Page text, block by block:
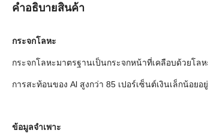
คำอธิบายสินค้า
กระจกโลหะ
กระจกโลหะมาตรฐานเป็นกระจกหน้าที่เคลือบด้วยโล
การสะท้อนของ Al สูงกว่า 85 เปอร์เซ็นต์เงินเล็กน้อย
ข้อมูลจำเพาะ